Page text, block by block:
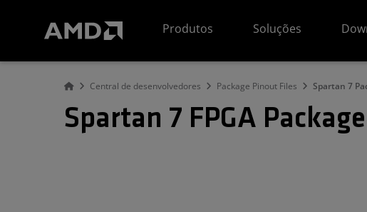
Produtos
Soluções
Central de desenvolvedores Package Pinout Files Spartan 7
Spartan 7 FPGA